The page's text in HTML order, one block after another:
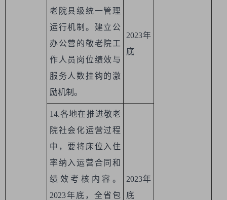
老院县级统一管理
运行机制。建立公
办公营的敬老院工
作人员岗位绩效与
服务人数挂钩的激
励机制。
2023年
底
14.各地在推进敬老
院社会化运营过程
中，要将床位入住
率纳入运营合同和
绩效考核内容。
2023年底，全省包
2023年
底